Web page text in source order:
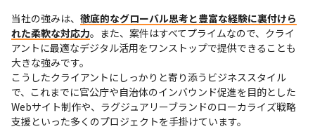
当社の強みは、 徹底的なグローバル思考と豊富な経験に裏付けら
れた柔軟な対応力。また、案件はすべてプライムなので、クライ
アントに最適なデジタル活用をワンストップで提供できることも
大きな強みです。
こうしたクライアントにしっかりと寄り添うビジネススタイル
で、これまでに官公庁や自治体のインバウンド促進を目的とした
Webサイト制作や、ラグジュアリーブランドのローカライズ戦略
支援といった多くのプロジェクトを手掛けています。